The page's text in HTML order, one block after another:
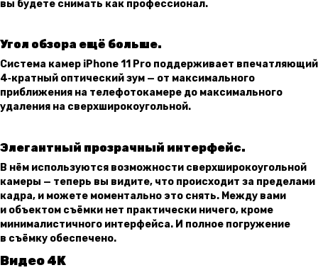
вы будете снимать как профессионал.
Угол обзора ещё больше.
Система камер iPhone 11 Pro поддерживает впечатляющий
4‑кратный оптический зум — от максимального
приближения на телефотокамере до максимального
удаления на сверхширокоугольной.
Элегантный прозрачный интерфейс.
В нём используются возможности сверхширокоугольной
камеры — теперь вы видите, что происходит за пределами
кадра, и можете моментально это снять. Между вами
и объектом съёмки нет практически ничего, кроме
минималистичного интерфейса. И полное погружение
в съёмку обеспечено.
Видео 4K